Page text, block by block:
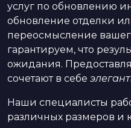
услуг по обновлению
обновление отделки
переосмысление
гарантируем, что
ожидания.
сочетают в себе
Наши специалисты
различных размеров и